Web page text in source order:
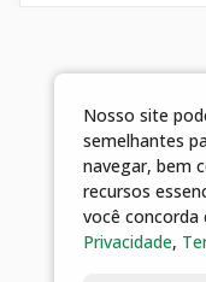
Nosso site
semelhantes
navegar, bem
recursos
você concorda
Privacidade,